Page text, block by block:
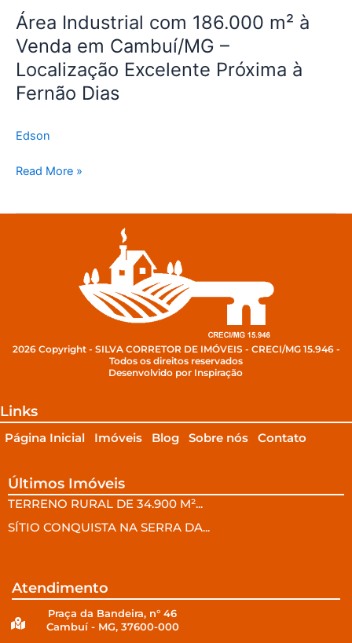
Área Industrial com 186.000 m² à
Venda em Cambuí/MG –
Localização Excelente Próxima à
Fernão Dias
Edson
Localização
Excelente
Próxima
à
Fernão
Read More »
2026 Copyright - SILVA CORRETOR DE IMÓVEIS - CRECI/MG 15.946 -
Todos os direitos reservados
Desenvolvido por Inspiração
Links
Página Inicial Imóveis Blog Sobre nós Contato
Últimos Imóveis
TERRENO RURAL DE 34.900 M²...
SÍTIO CONQUISTA NA SERRA DA...
Atendimento
Praça da Bandeira, n° 46
Cambuí - MG, 37600-000